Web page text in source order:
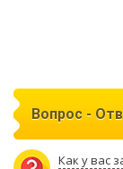
Вопрос -
Как у вас